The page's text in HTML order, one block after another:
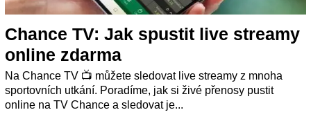
Chance TV: Jak spustit live streamy
online zdarma
Na Chance TV 📺 můžete sledovat live streamy z mnoha
sportovních utkání. Poradíme, jak si živé přenosy pustit
online na TV Chance a sledovat je...